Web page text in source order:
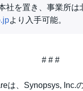
社を置き、事業所
より入手可能。
# # #
は、Synopsys, Inc.